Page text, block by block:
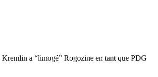
a “limogé” Rogozine en tant que PDG